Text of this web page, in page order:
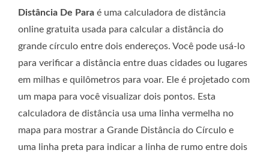
Distância De Para é uma calculadora de distância
online gratuita usada para calcular a distância do
grande círculo entre dois endereços. Você pode usá-lo
para verificar a distância entre duas cidades ou lugares
em milhas e quilômetros para voar. Ele é projetado com
um mapa para você visualizar dois pontos. Esta
calculadora de distância usa uma linha vermelha no
mapa para mostrar a Grande Distância do Círculo e
uma linha preta para indicar a linha de rumo entre dois